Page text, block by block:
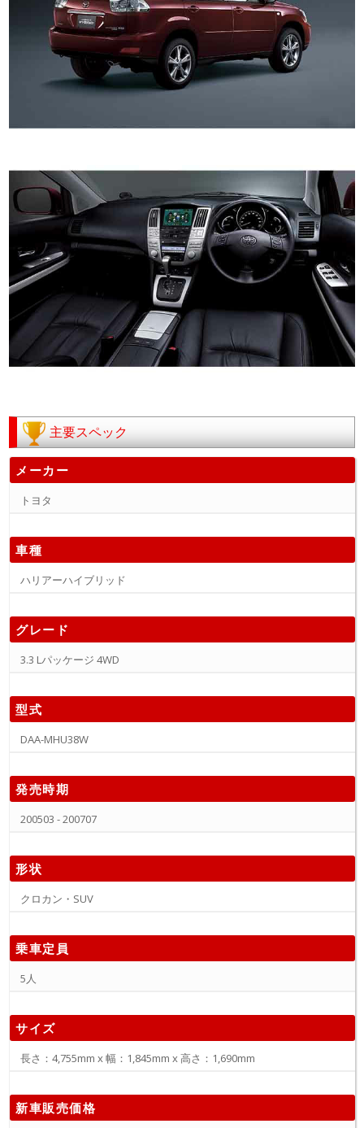
主要スペック
メーカー
トヨタ
車種
ハリアーハイブリッド
グレード
3.3 Lパッケージ 4WD
型式
DAA-MHU38W
発売時期
200503 - 200707
形状
クロカン・SUV
乗車定員
5人
サイズ
長さ：4,755mm x 幅：1,845mm x 高さ：1,690mm
新車販売価格